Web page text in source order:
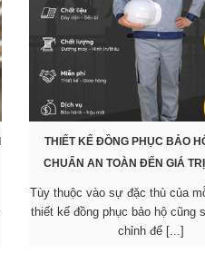
THIẾT KẾ ĐỒNG PHỤC BẢO
CHUẨN AN TOÀN ĐẾN GIÁ
Tùy thuộc vào sự đặc thù của
thiết kế đồng phục bảo hộ cũng
chỉnh để [...]